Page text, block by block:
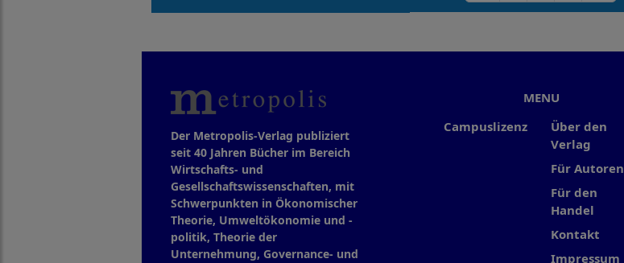
Der Metropolis-Verlag publiziert
seit 40 Jahren Bücher im Bereich
Wirtschafts- und
Gesellschaftswissenschaften, mit
Schwerpunkten in Ökonomischer
Theorie, Umweltökonomie und -
politik, Theorie der
Unternehmung, Governance- und
MENU
Campuslizenz
Über den
Verlag
Für Autoren
Für den
Handel
Kontakt
Impressum